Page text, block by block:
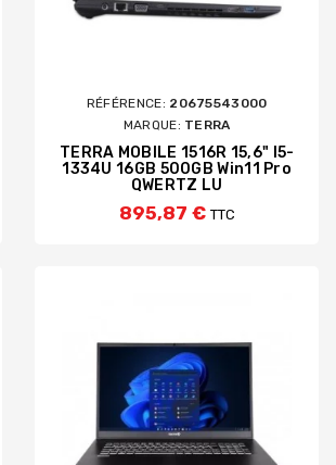
RÉFÉRENCE: 20675543000
MARQUE: TERRA
TERRA MOBILE 1516R 15,6" I5-
1334U 16GB 500GB Win11 Pro
QWERTZ LU
895,87 € TTC